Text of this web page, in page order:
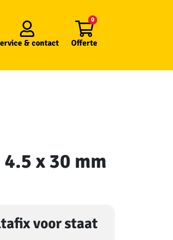
& contact Offerte
0
x 30 mm
voor staat